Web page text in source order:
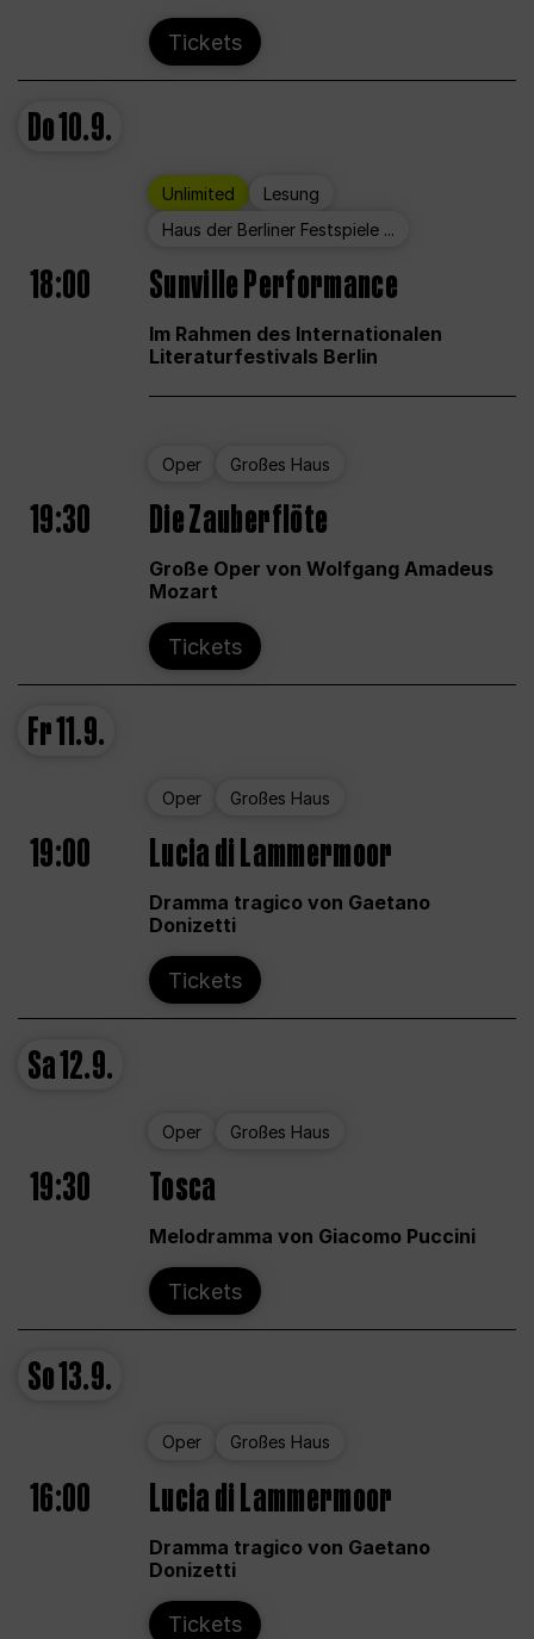
Tickets
Do10.9.
Unlimited
Lesung
Haus der Berliner Festspiele ...
18:00 Sunville Performance
Im Rahmen des Internationalen
Literaturfestivals Berlin
Oper Großes Haus
19:30 Die Zauberflöte
Große Oper von Wolfgang Amadeus
Mozart
Tickets
Fr11.9.
Oper Großes Haus
19:00 Lucia di Lammermoor
Dramma tragico von Gaetano
Donizetti
Tickets
Sa12.9.
Oper Großes Haus
19:30 Tosca
Melodramma von Giacomo Puccini
Tickets
So13.9.
Oper Großes Haus
16:00 Lucia di Lammermoor
Dramma tragico von Gaetano
Donizetti
Tickets